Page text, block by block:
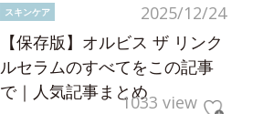
2025/12/24
スキンケア
【保存版】オルビス ザ リンク
ルセラムのすべてをこの記事
で｜人気記事まとめ1033 view